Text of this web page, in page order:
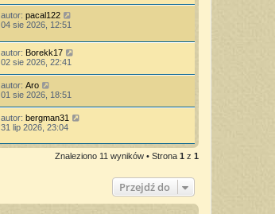
autor: pacal122
04 sie 2026, 12:51
autor: Borekk17
02 sie 2026, 22:41
autor: Aro
01 sie 2026, 18:51
autor: bergman31
31 lip 2026, 23:04
Znaleziono 11 wyników • Strona 1 z 1
Przejdź do